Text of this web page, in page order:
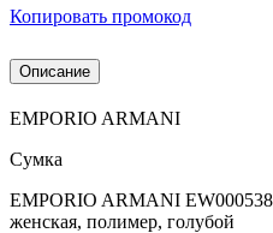
Копировать промокод
Описание
EMPORIO ARMANI
Сумка
EMPORIO ARMANI
женская, полимер, голубой